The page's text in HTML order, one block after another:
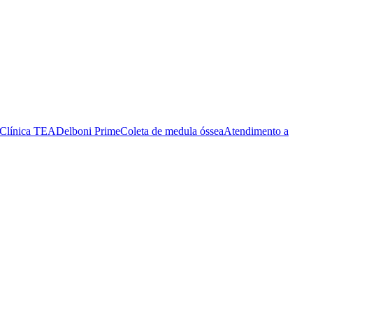
Clínica TEADelboni PrimeColeta de medula ósseaAtendimento a